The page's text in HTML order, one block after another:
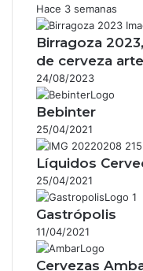
Hace 3 semanas
Birragoza
de cerveza
24/08/2023
Bebinter
25/04/2021
Líquidos
25/04/2021
Gastrópolis
11/04/2021
Cervezas